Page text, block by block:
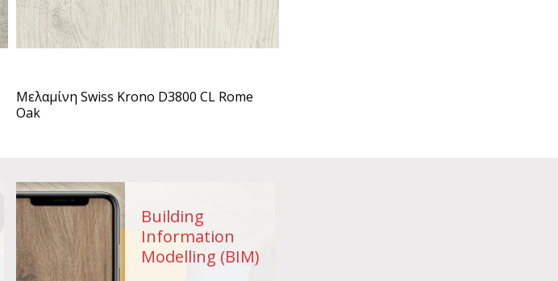
Μελαμίνη Swiss Krono D3800 CL Rome
Oak
Building
Information
Modelling (BIM)